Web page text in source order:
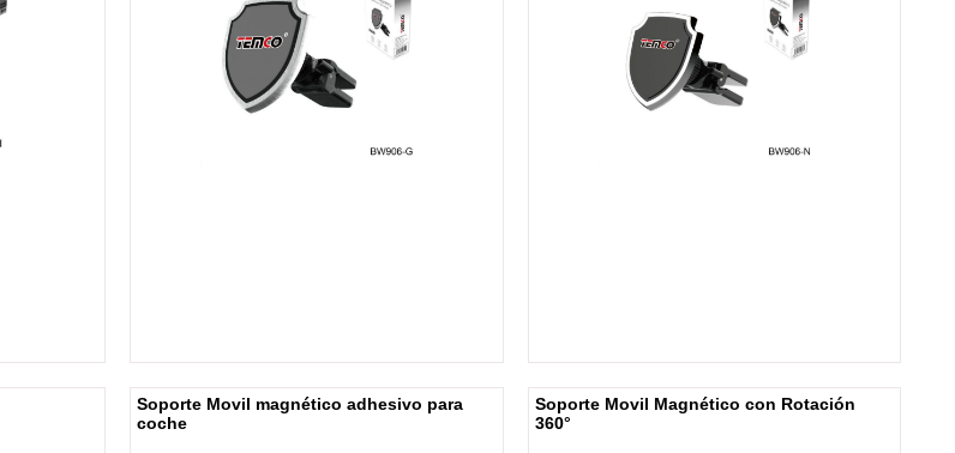
Soporte Movil magnético adhesivo para
coche
Soporte Movil Magnético con Rotación
360°